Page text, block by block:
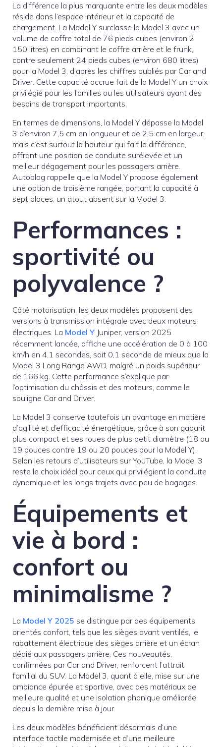
La différence la plus marquante entre les deux modèles
réside dans l’espace intérieur et la capacité de
chargement. La Model Y surclasse la Model 3 avec un
volume de coffre total de 76 pieds cubes (environ 2
150 litres) en combinant le coffre arrière et le frunk,
contre seulement 24 pieds cubes (environ 680 litres)
pour la Model 3, d’après les chiffres publiés par Car and
Driver. Cette capacité accrue fait de la Model Y un choix
privilégié pour les familles ou les utilisateurs ayant des
besoins de transport importants.
En termes de dimensions, la Model Y dépasse la Model
3 d’environ 7,5 cm en longueur et de 2,5 cm en largeur,
mais c’est surtout la hauteur qui fait la différence,
offrant une position de conduite surélevée et un
meilleur dégagement pour les passagers arrière.
Autoblog rappelle que la Model Y propose également
une option de troisième rangée, portant la capacité à
sept places, un atout absent sur la Model 3.
Performances :
sportivité ou
polyvalence ?
Côté motorisation, les deux modèles proposent des
versions à transmission intégrale avec deux moteurs
électriques. La Model Y Juniper, version 2025
récemment lancée, affiche une accélération de 0 à 100
km/h en 4,1 secondes, soit 0,1 seconde de mieux que la
Model 3 Long Range AWD, malgré un poids supérieur
de 166 kg. Cette performance s’explique par
l’optimisation du châssis et des moteurs, comme le
souligne Car and Driver.
La Model 3 conserve toutefois un avantage en matière
d’agilité et d’efficacité énergétique, grâce à son gabarit
plus compact et ses roues de plus petit diamètre (18 ou
19 pouces contre 19 ou 20 pouces pour la Model Y).
Selon les retours d’utilisateurs sur YouTube, la Model 3
reste le choix idéal pour ceux qui privilégient la conduite
dynamique et les longs trajets avec peu de bagages.
Équipements et
vie à bord :
confort ou
minimalisme ?
La Model Y 2025 se distingue par des équipements
orientés confort, tels que les sièges avant ventilés, le
rabattement électrique des sièges arrière et un écran
dédié aux passagers arrière. Ces nouveautés,
confirmées par Car and Driver, renforcent l’attrait
familial du SUV. La Model 3, quant à elle, mise sur une
ambiance épurée et sportive, avec des matériaux de
meilleure qualité et une isolation phonique améliorée
depuis la dernière mise à jour.
Les deux modèles bénéficient désormais d’une
interface tactile modernisée et d’une meilleure